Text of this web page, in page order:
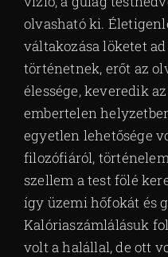
olvasható ki.
váltakozása löketet
történetnek, erőt az
élessége, keveredik
embertelen
egyetlen lehetősége
filozófiáról,
szellem a test fölé
így üzemi hőfokát és
Kalóriaszámlálásuk
volt a halállal, de ott